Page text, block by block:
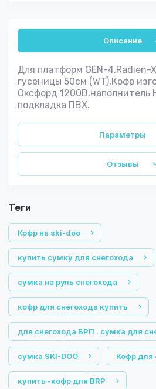
Описание
Для платформ GEN-4,Radien-
гусеницы 50см (WT),Кофр
Оксфорд 1200D,наполнитель
подкладка ПВХ.
Параметры
Отзывы
теги
Кофр на ski-doo
купить сумку для снегохода
сумка на руль снегохода
кофр для снегохода купить
для снегохода БРП . сумка для
сумка SKI-DOO Кофр для
купить -кофр для BRP